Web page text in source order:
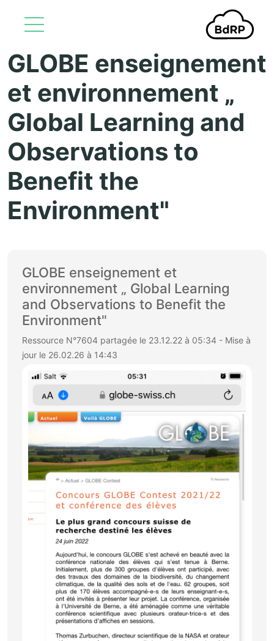
Aller au contenu principal
GLOBE enseignement
et environnement „
Global Learning and
Observations to
Benefit the
Environment"
GLOBE enseignement et
environnement „ Global Learning
and Observations to Benefit the
Environment"
Ressource N°7604 partagée le 23.12.22 à 05:34 - Mise à
jour le 26.02.26 à 14:43